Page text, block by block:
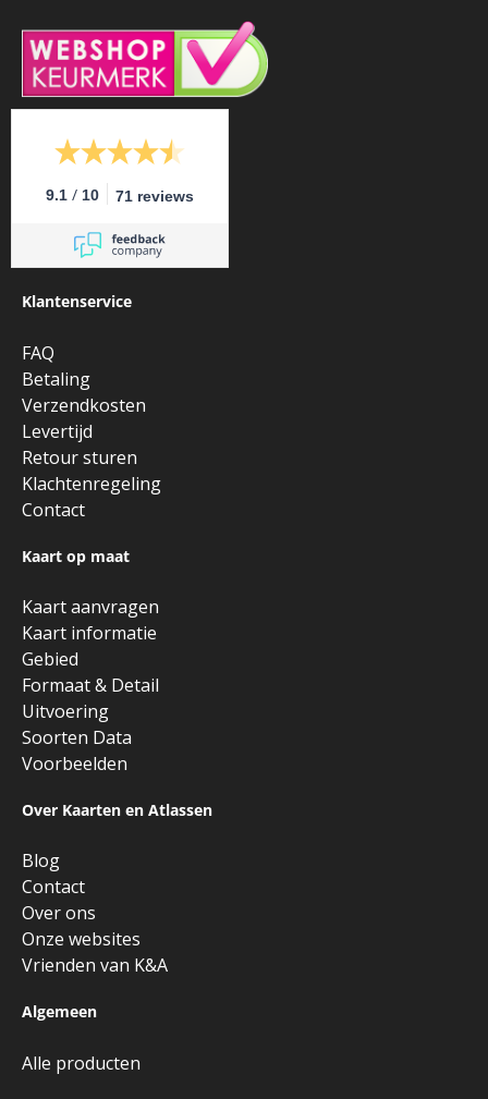
9.1 / 10 71 reviews
Klantenservice
FAQ
Betaling
Verzendkosten
Levertijd
Retour sturen
Klachtenregeling
Contact
Kaart op maat
Kaart aanvragen
Kaart informatie
Gebied
Formaat & Detail
Uitvoering
Soorten Data
Voorbeelden
Over Kaarten en Atlassen
Blog
Contact
Over ons
Onze websites
Vrienden van K&A
Algemeen
Alle producten